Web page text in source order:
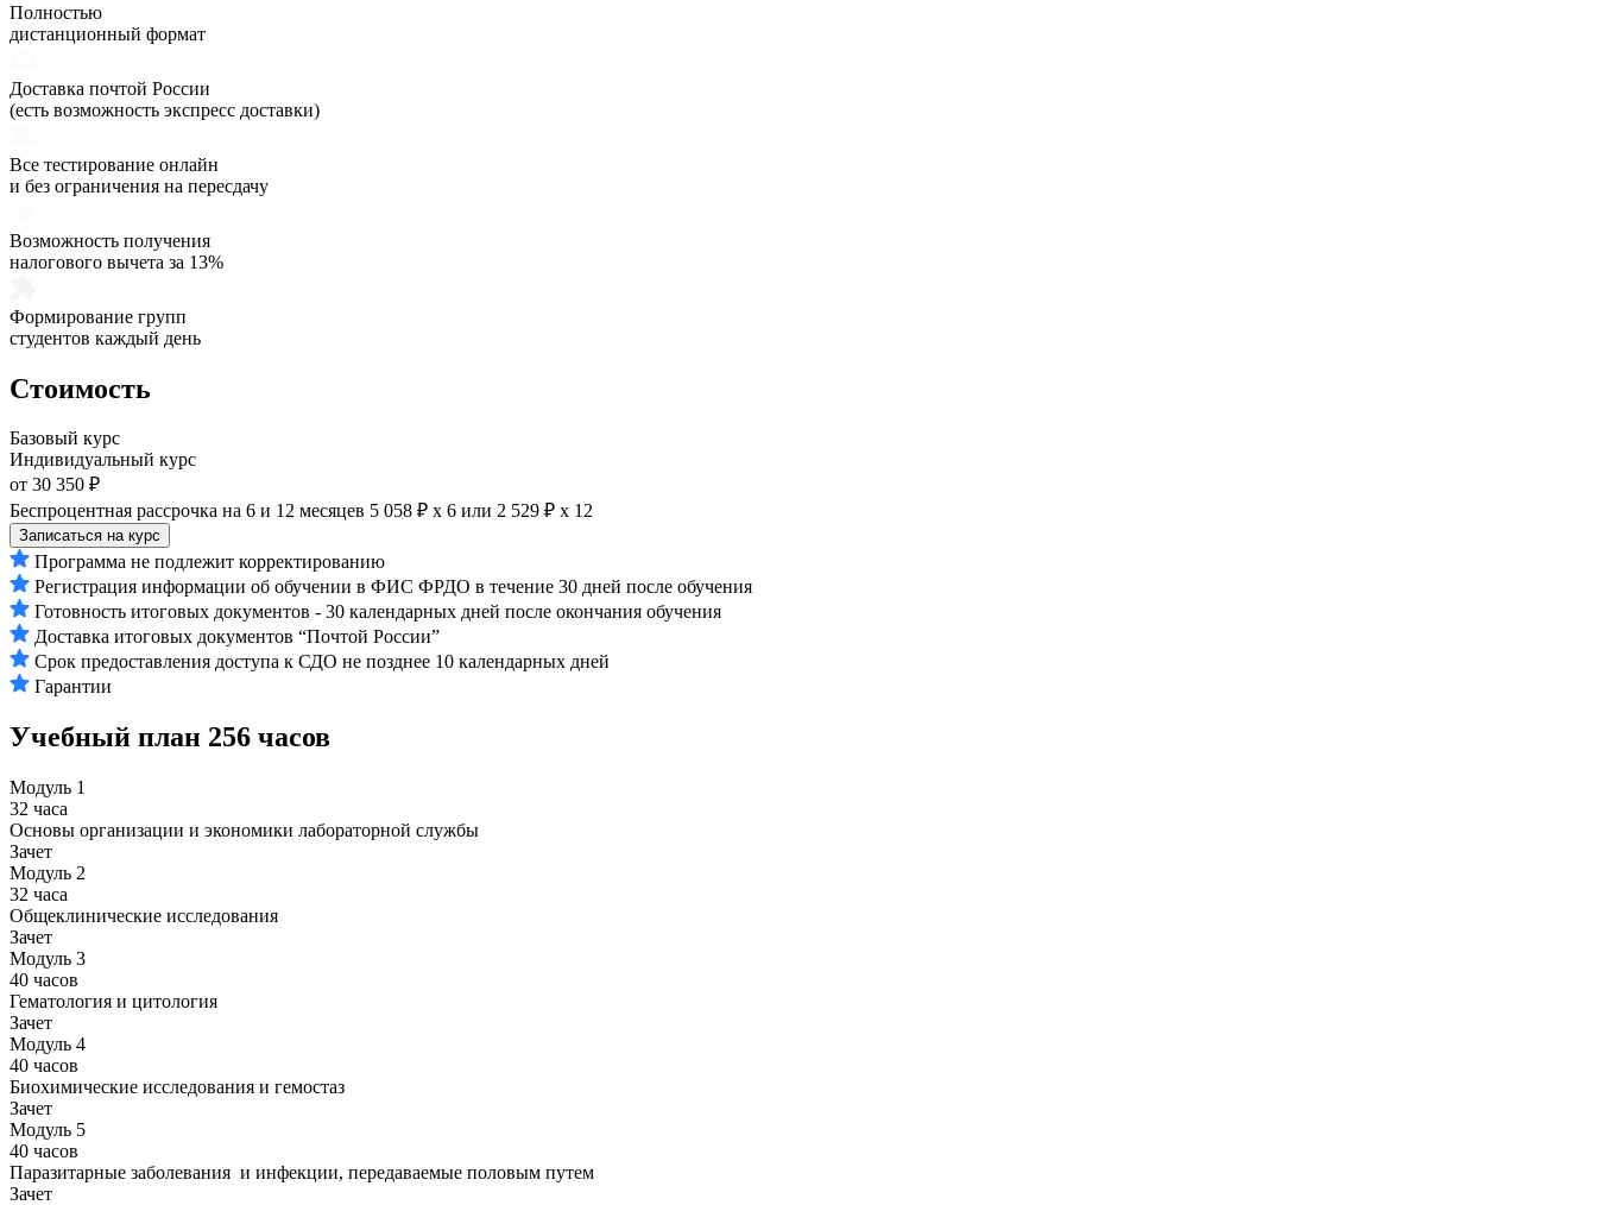
Полностью
дистанционный формат
Доставка почтой России
(есть возможность экспресс доставки)
Все тестирование онлайн
и без ограничения на пересдачу
Возможность получения
налогового вычета за 13%
Формирование групп
студентов каждый день
Стоимость
Базовый курс
Индивидуальный курс
от 30 350 ₽
Беспроцентная рассрочка на 6 и 12 месяцев 5 058 ₽ х 6 или 2 529 ₽ х 12
Записаться на курс
Программа не подлежит корректированию
Регистрация информации об обучении в ФИС ФРДО в течение 30 дней после обучения
Готовность итоговых документов - 30 календарных дней после окончания обучения
Доставка итоговых документов “Почтой России”
Срок предоставления доступа к СДО не позднее 10 календарных дней
Гарантии
Учебный план 256 часов
Модуль 1
32 часа
Основы организации и экономики лабораторной службы
Зачет
Модуль 2
32 часа
Общеклинические исследования
Зачет
Модуль 3
40 часов
Гематология и цитология
Зачет
Модуль 4
40 часов
Биохимические исследования и гемостаз
Зачет
Модуль 5
40 часов
Паразитарные заболевания и инфекции, передаваемые половым путем
Зачет